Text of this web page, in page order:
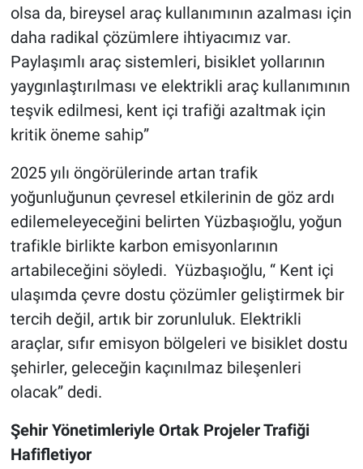
olsa da, bireysel araç kullanımının azalması için
daha radikal çözümlere ihtiyacımız var.
Paylaşımlı araç sistemleri, bisiklet yollarının
yaygınlaştırılması ve elektrikli araç kullanımının
teşvik edilmesi, kent içi trafiği azaltmak için
kritik öneme sahip”
2025 yılı öngörülerinde artan trafik
yoğunluğunun çevresel etkilerinin de göz ardı
edilemeleyeceğini belirten Yüzbaşıoğlu, yoğun
trafikle birlikte karbon emisyonlarının
artabileceğini söyledi. Yüzbaşıoğlu, “ Kent içi
ulaşımda çevre dostu çözümler geliştirmek bir
tercih değil, artık bir zorunluluk. Elektrikli
araçlar, sıfır emisyon bölgeleri ve bisiklet dostu
şehirler, geleceğin kaçınılmaz bileşenleri
olacak” dedi.
Şehir Yönetimleriyle Ortak Projeler Trafiği
Hafifletiyor